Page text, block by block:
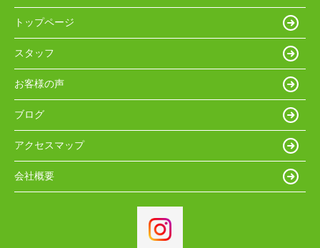
トップページ
スタッフ
お客様の声
ブログ
アクセスマップ
会社概要